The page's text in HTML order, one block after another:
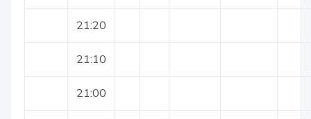
21:20
21:10
21:00